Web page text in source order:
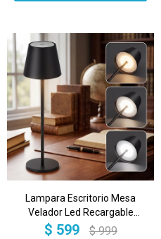
Lampara Escritorio Mesa
Velador Led Recargable
Inalambrica IMBACK Color
$ 599 $ 999